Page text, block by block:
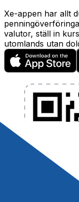
Xe-appen har allt
valutor, ställ in
utomlands utan